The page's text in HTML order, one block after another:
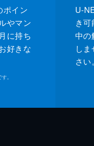
ポイン
やマン
に持ち
好きな
。
U-
き
中の
し
さい。